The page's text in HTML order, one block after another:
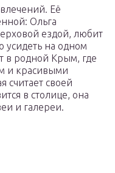
Её
Ольга
ездой, любит
усидеть на одном
в родной Крым, где
и красивыми
считает своей
в столице, она
и галереи.